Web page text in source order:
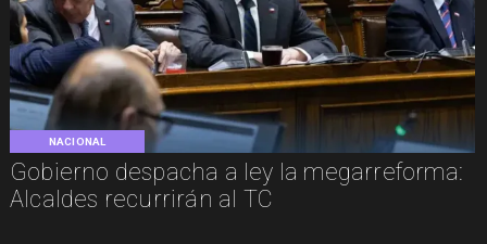
NACIONAL
Gobierno despacha a ley la megarreforma:
Alcaldes recurrirán al TC